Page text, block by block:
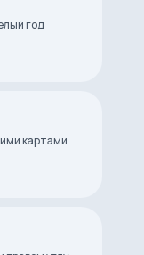
год
картами